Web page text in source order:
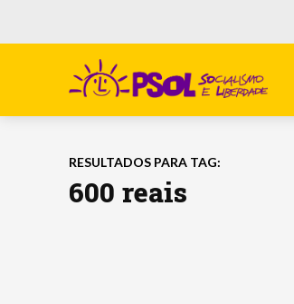
RESULTADOS PARA TAG:
600 reais